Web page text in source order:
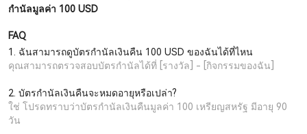
กำนัลมูลค่า 100 USD
FAQ
1. ฉันสามารถดูบัตรกำนัลเงินคืน 100 USD ของฉันได้ที่ไหน
คุณสามารถตรวจสอบบัตรกำนัลได้ที่ [รางวัล] - [กิจกรรมของฉัน]
2. บัตรกำนัลเงินคืนจะหมดอายุหรือเปล่า?
ใช่ โปรดทราบว่าบัตรกำนัลเงินคืนมูลค่า 100 เหรียญสหรัฐ มีอายุ 90
วัน